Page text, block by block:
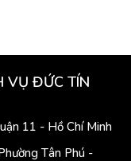
VỤ ĐỨC TÍN
11 - Hồ Chí Minh
Tân Phú -